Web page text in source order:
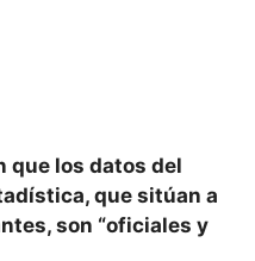
que los datos del
que sitúan a
son “oficiales y